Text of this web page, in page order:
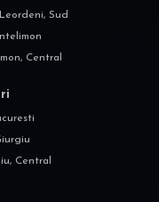
Sud
Central
Central